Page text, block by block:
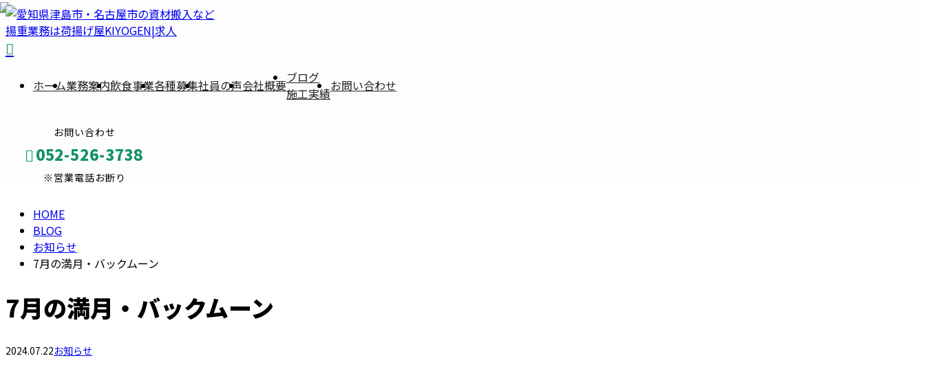
ホーム業務案内飲食事業各種募集社員の声会社概要ブログ
施工実績お問い合わせ
お問い合わせ
052-526-3738
※営業電話お断り
メールフォーム
BLOG
HOME
BLOG
お知らせ
7月の満月・バックムーン
7月の満月・バックムーン
2024.07.22お知らせ